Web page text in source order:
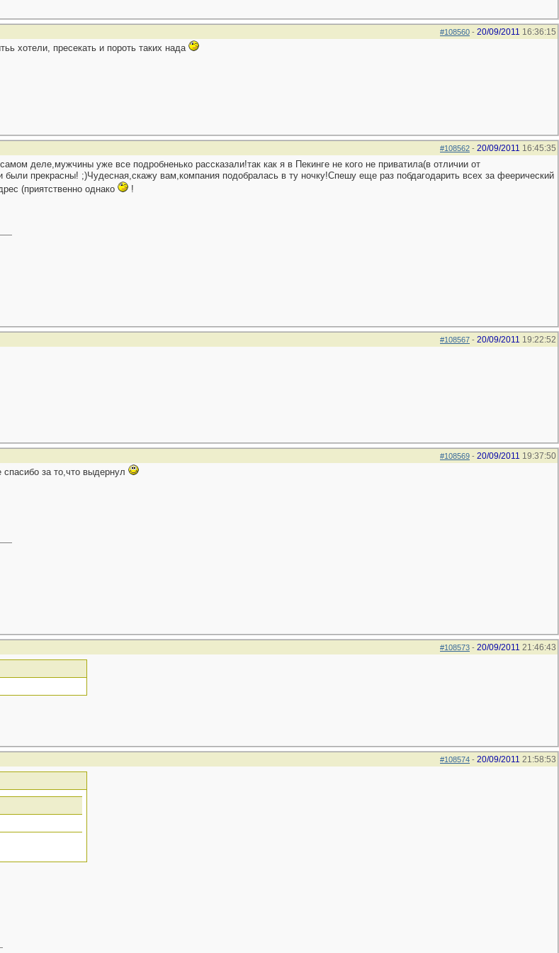
#108560 - 20/09/2011 16:36:15
хотели, пресекать и пороть таких нада
#108562 - 20/09/2011 16:45:35
деле,мужчины уже все подробненько рассказали!так как я в Пекинге не кого не приватила(в отличии от
прекрасны! ;)Чудесная,скажу вам,компания подобралась в ту ночку!Спешу еще раз побдагодарить всех за феерический
(приятственно однако
!
#108567 - 20/09/2011 19:22:52
#108569 - 20/09/2011 19:37:50
спасибо за то,что выдернул
#108573 - 20/09/2011 21:46:43
#108574 - 20/09/2011 21:58:53